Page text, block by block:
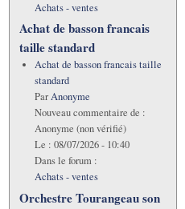
Achats - ventes
Achat de basson francais
taille standard
Achat de basson francais taille
standard
ParAnonyme
Nouveau commentaire de :
Anonyme (non vérifié)
Le : 08/07/2026 - 10:40
Dans le forum :
Achats - ventes
Orchestre Tourangeau son